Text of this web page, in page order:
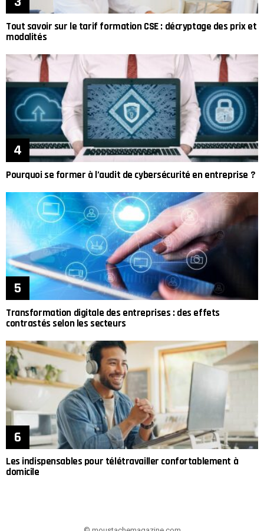
Tout savoir sur le tarif formation CSE : décryptage des prix et
modalités
Pourquoi se former à l’audit de cybersécurité en entreprise ?
Transformation digitale des entreprises : des effets
contrastés selon les secteurs
Les indispensables pour télétravailler confortablement à
domicile